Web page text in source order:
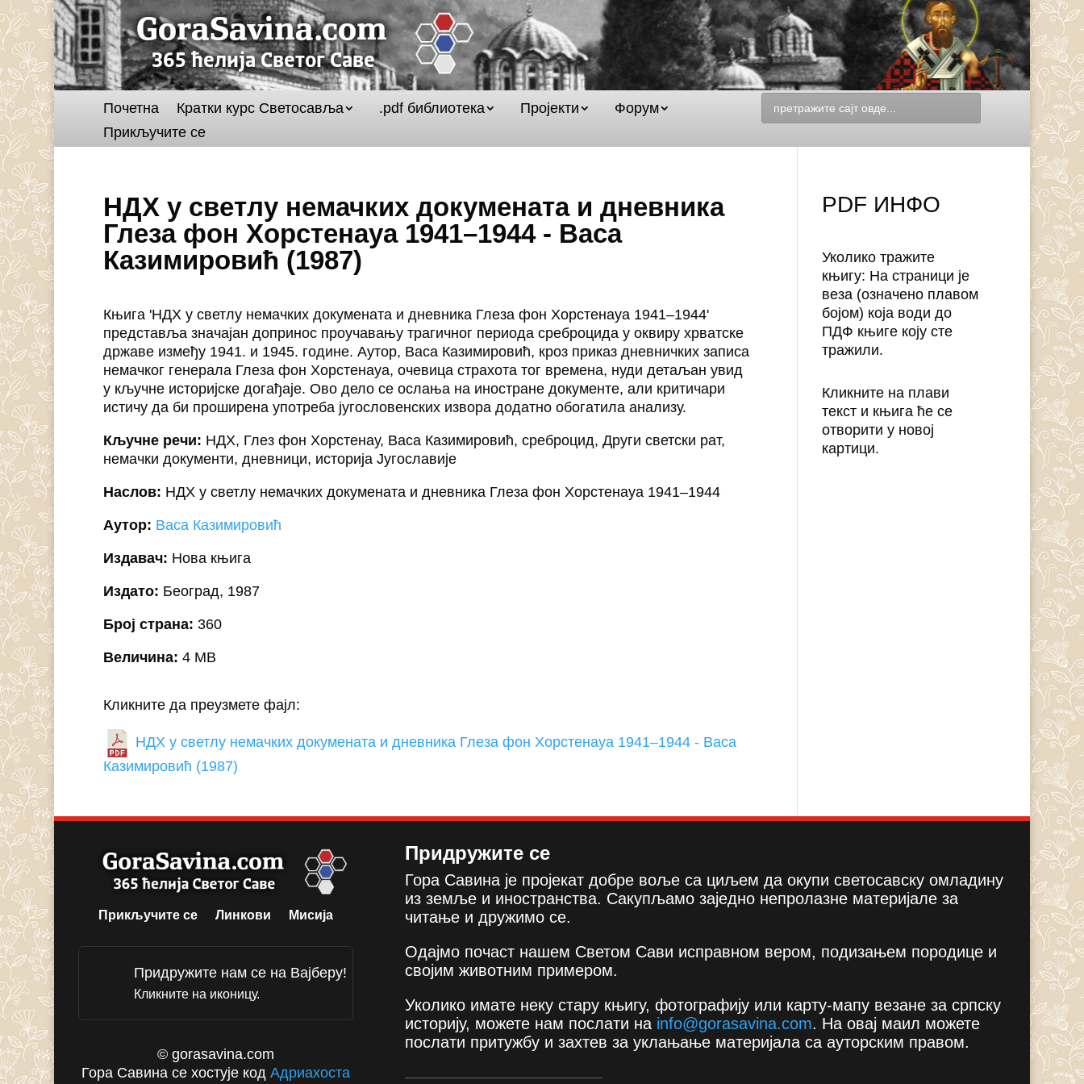
Почетна Кратки курс Светосавља .pdf библиотека Пројекти
Форум
Прикључите се
НДХ у светлу немачких докумената и дневника
Глеза фон Хорстенауа 1941–1944 - Васа
Казимировић (1987)
Књига 'НДХ у светлу немачких докумената и дневника Глеза фон Хорстенауа 1941–1944'
представља значајан допринос проучавању трагичног периода среброцида у оквиру хрватске
државе између 1941. и 1945. године. Аутор, Васа Казимировић, кроз приказ дневничких записа
немачког генерала Глеза фон Хорстенауа, очевица страхота тог времена, нуди детаљан увид
у кључне историјске догађаје. Ово дело се ослања на иностране документе, али критичари
истичу да би проширена употреба југословенских извора додатно обогатила анализу.
Кључне речи: НДХ, Глез фон Хорстенау, Васа Казимировић, среброцид, Други светски рат,
немачки документи, дневници, историја Југославије
Наслов: НДХ у светлу немачких докумената и дневника Глеза фон Хорстенауа 1941–1944
Аутор: Васа Казимировић
Издавач: Нова књига
Издато: Београд, 1987
Број страна: 360
Величина: 4 MB
Кликните да преузмете фајл:
НДХ у светлу немачких докумената и дневника Глеза фон Хорстенауа 1941–1944 - Васа
Казимировић (1987)
PDF ИНФО
Уколико тражите
књигу: На страници је
веза (означено плавом
бојом) која води до
ПДФ књиге коју сте
тражили.
Кликните на плави
текст и књига ће се
отворити у новој
картици.
Прикључите се Линкови Мисија
Придружите нам се на Вајберу!
Кликните на иконицу.
© gorasavina.com
Гора Савина се хостује кодАдриахоста
Придружите се
Гора Савина је пројекат добре воље са циљем да окупи светосавску омладину
из земље и иностранства. Сакупљамо заједно непролазне материјале за
читање и дружимо се.
Одајмо почаст нашем Светом Сави исправном вером, подизањем породице и
својим животним примером.
Уколико имате неку стару књигу, фотографију или карту-мапу везане за српску
историју, можете нам послати на info@gorasavina.com. На овај маил можете
послати притужбу и захтев за уклањање материјала са ауторским правом.